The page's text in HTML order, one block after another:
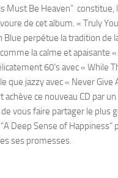
Must Be Heaven” constitue,
de cet album. « Truly
Blue perpétue la tradition de
la calme et apaisante
60’s avec « While
que jazzy avec « Never Give
achève ce nouveau CD par
vous faire partager le plus
Deep Sense of Happiness”
ses promesses.